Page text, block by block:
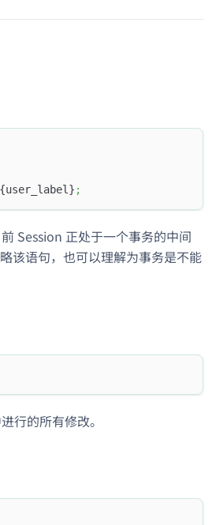
{user_label} ;
Session 正处于一个事务的中间
该语句，也可以理解为事务是不能
行的所有修改。